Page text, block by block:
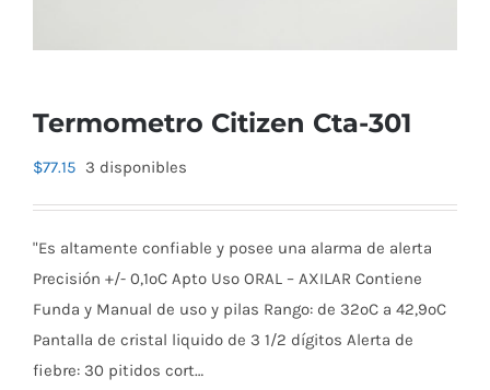
Termometro Citizen Cta-301
$77.15 3 disponibles
"Es altamente confiable y posee una alarma de alerta
Precisión +/- 0,1ºC Apto Uso ORAL – AXILAR Contiene
Funda y Manual de uso y pilas Rango: de 32ºC a 42,9ºC
Pantalla de cristal liquido de 3 1/2 dígitos Alerta de
fiebre: 30 pitidos cort…